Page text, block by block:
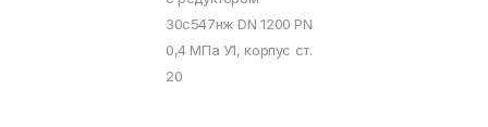
30с547нж DN 1200 PN
0,4 МПа У1, корпус ст.
20